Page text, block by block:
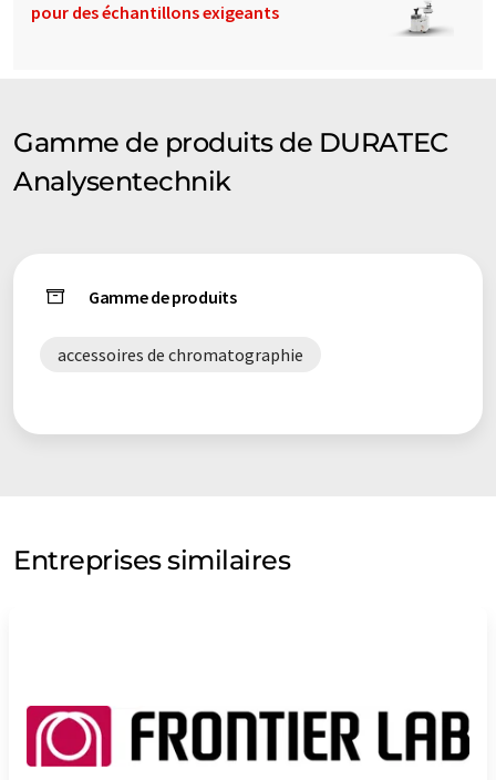
pour des échantillons exigeants
Gamme de produits de DURATEC
Analysentechnik
Gamme de produits
accessoires de chromatographie
Entreprises similaires